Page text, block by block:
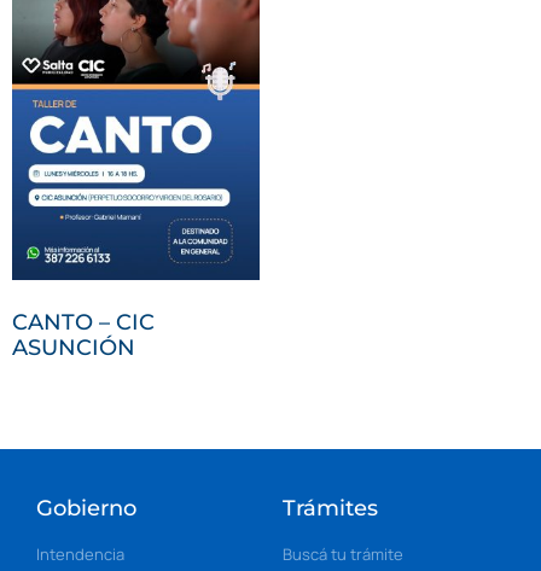
CANTO – CIC
ASUNCIÓN
Gobierno
Intendencia
Trámites
Buscá tu trámite